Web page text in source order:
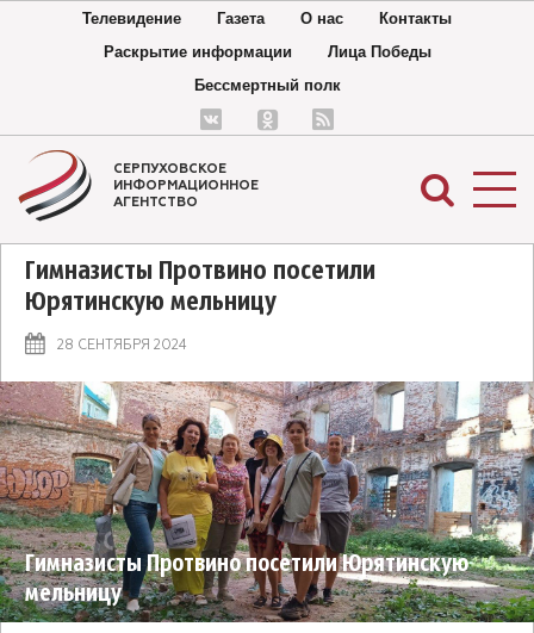
Телевидение Газета О нас
Контакты
Раскрытие информации
Лица Победы
Бессмертный полк
СЕРПУХОВСКОЕ
ИНФОРМАЦИОННОЕ
АГЕНТСТВО
Гимназисты Протвино посетили
Юрятинскую мельницу
28 СЕНТЯБРЯ 2024
Гимназисты Протвино посетили Юрятинскую
мельницу